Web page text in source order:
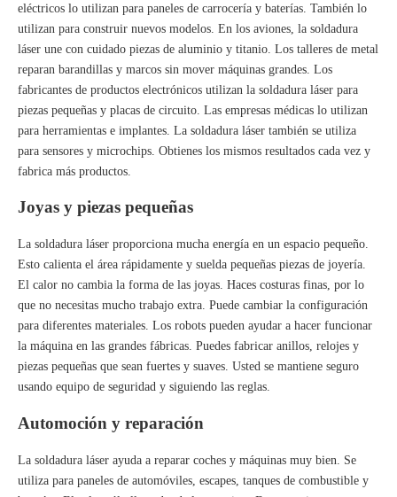
eléctricos lo utilizan para paneles de carrocería y baterías. También lo
utilizan para construir nuevos modelos. En los aviones, la soldadura
láser une con cuidado piezas de aluminio y titanio. Los talleres de metal
reparan barandillas y marcos sin mover máquinas grandes. Los
fabricantes de productos electrónicos utilizan la soldadura láser para
piezas pequeñas y placas de circuito. Las empresas médicas lo utilizan
para herramientas e implantes. La soldadura láser también se utiliza
para sensores y microchips. Obtienes los mismos resultados cada vez y
fabrica más productos.
Joyas y piezas pequeñas
La soldadura láser proporciona mucha energía en un espacio pequeño.
Esto calienta el área rápidamente y suelda pequeñas piezas de joyería.
El calor no cambia la forma de las joyas. Haces costuras finas, por lo
que no necesitas mucho trabajo extra. Puede cambiar la configuración
para diferentes materiales. Los robots pueden ayudar a hacer funcionar
la máquina en las grandes fábricas. Puedes fabricar anillos, relojes y
piezas pequeñas que sean fuertes y suaves. Usted se mantiene seguro
usando equipo de seguridad y siguiendo las reglas.
Automoción y reparación
La soldadura láser ayuda a reparar coches y máquinas muy bien. Se
utiliza para paneles de automóviles, escapes, tanques de combustible y